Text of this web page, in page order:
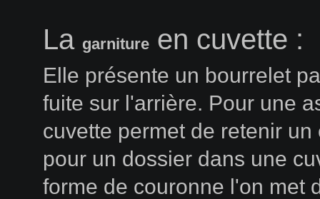
La garniture en cuvette :
Elle présente un bourrelet
fuite sur l'arrière. Pour une
cuvette permet de retenir un
pour un dossier dans une
forme de couronne l'on met